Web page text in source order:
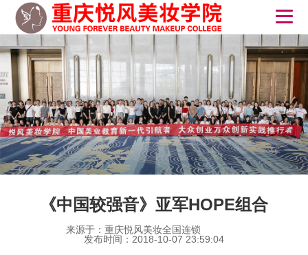
《中国较强音》亚军HOPE组合
来源于：重庆悦风美妆全国连锁
发布时间：2018-10-07 23:59:04